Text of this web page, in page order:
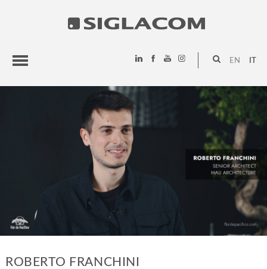
EN
ROBERTO FRANCHINI